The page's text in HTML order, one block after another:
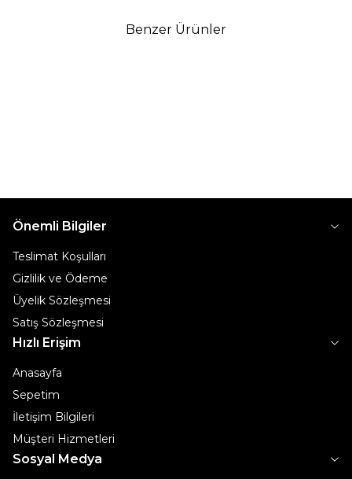
Benzer Ürünler
2
Önemli Bilgiler
Teslimat Koşulları
Gizlilik ve Ödeme
Üyelik Sözleşmesi
Satış Sözleşmesi
Hızlı Erişim
Anasayfa
Sepetim
İletişim Bilgileri
Müşteri Hizmetleri
Sosyal Medya